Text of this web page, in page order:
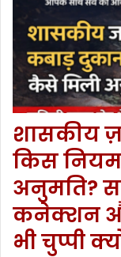
शासकीय
किस
अनुमति?
कनेक्शन
भी चुप्पी